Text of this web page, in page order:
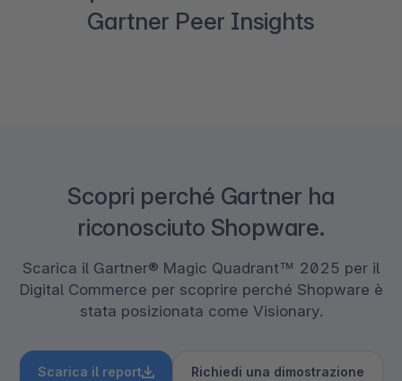
Gartner Peer Insights
Scopri perché Gartner ha
riconosciuto Shopware.
Scarica il Gartner® Magic Quadrant™ 2025 per il
Digital Commerce per scoprire perché Shopware è
stata posizionata come Visionary.
Scarica il report Richiedi una dimostrazione